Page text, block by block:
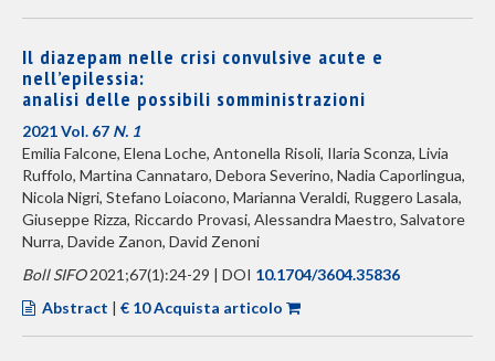
Il diazepam nelle crisi convulsive acute e
nell’epilessia:
analisi delle possibili somministrazioni
2021 Vol. 67 N. 1
Emilia Falcone, Elena Loche, Antonella Risoli, Ilaria Sconza, Livia
Ruffolo, Martina Cannataro, Debora Severino, Nadia Caporlingua,
Nicola Nigri, Stefano Loiacono, Marianna Veraldi, Ruggero Lasala,
Giuseppe Rizza, Riccardo Provasi, Alessandra Maestro, Salvatore
Nurra, Davide Zanon, David Zenoni
Boll SIFO2021;67(1):24-29 | DOI 10.1704/3604.35836
Abstract | € 10 Acquista articolo